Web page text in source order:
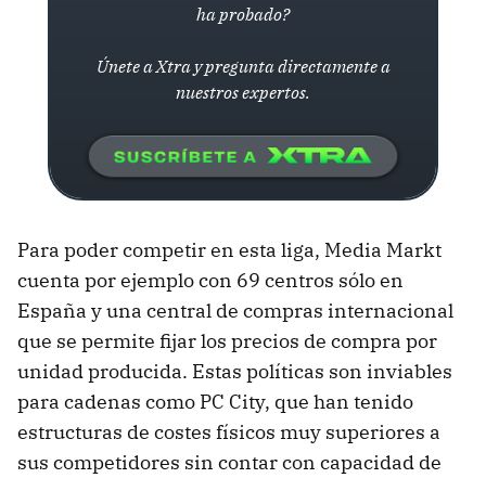
ha probado?
Únete a Xtra y pregunta directamente a
nuestros expertos.
Para poder competir en esta liga, Media Markt
cuenta por ejemplo con 69 centros sólo en
España y una central de compras internacional
que se permite fijar los precios de compra por
unidad producida. Estas políticas son inviables
para cadenas como PC City, que han tenido
estructuras de costes físicos muy superiores a
sus competidores sin contar con capacidad de